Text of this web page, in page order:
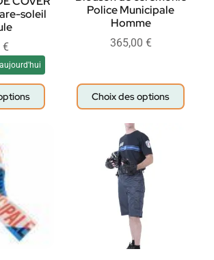
soleil
€
Police Municipale
Homme
365,00 €
Choix des options